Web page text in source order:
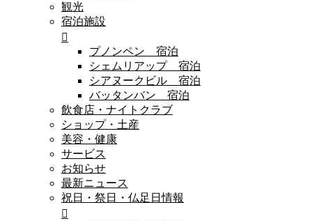
観光
宿泊施設
プノンペン 宿泊
シェムリアップ 宿泊
シアヌークビル 宿泊
バッタンバン 宿泊
飲食店・ナイトクラブ
ショップ・土産
美容・健康
サービス
お知らせ
最新ニュース
祝日・祭日・仏足日情報